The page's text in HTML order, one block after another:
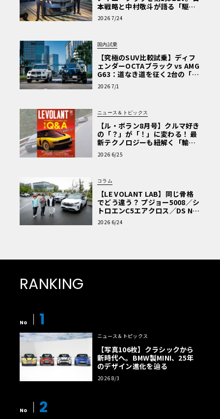
本戦略と中村敬斗が語る「駆け
ぬける歓び」
2026 7/24
国内試乗
【究極のSUV比較試乗】ディフ
ェンダーOCTAブラック vs AMG
G63：道なき道を征く2台の「対
極的アプローチ」
2026 7/1
ニュース＆トピックス
【ル・ボラン8月号】クルマ好き
の「？」が「！」に変わる！ 最
新テクノロジーも紐解く「輸入
車Q&A」
2026 6/25
コラム
【LE VOLANT LAB】同じ骨格
でどう違う？ プジョー5008／シ
トロエンC5エアクロス／DS Nº4
読者一気乗りレポート
2026 6/24
RANKING
No 1
ニュース＆トピックス
【写真106枚】クラシックから
新時代へ。BMW製MINI、25年
のデザイン進化を辿る
2026 8/3
No 2